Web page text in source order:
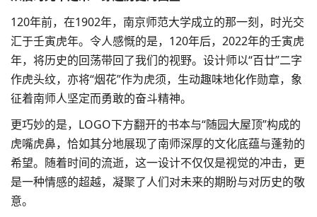
120年前，在1902年，南京师范大学成立的那一刻，时光交
汇于壬寅虎年。令人感慨的是，120年后，2022年的壬寅虎
年，将历史的回荡带回了我们的视野。设计师以“百廿”二字
作虎头纹，亦将“烟花”作为虎须，生动趣味地化作勋章，象
征着南师人坚定而勇敢的奋斗精神。
更巧妙的是，LOGO下方翻开的书本与“随园大屋顶”构成的
虎嘴虎鼻，恰如其分地展现了南师深厚的文化底蕴与蓬勃的
希望。随着时间的流逝，这一设计不仅仅是视觉的冲击，更
是一种情感的超越，凝聚了人们对未来的期盼与对历史的敬
意。